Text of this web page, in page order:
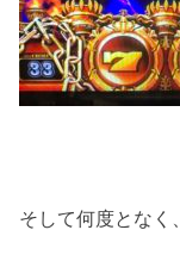
そして何度となく